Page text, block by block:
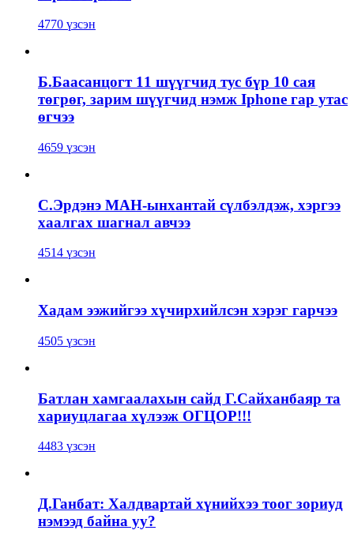
4770 үзсэн
Б.Баасанцогт 11 шүүгчид тус бүр 10 сая
төгрөг, зарим шүүгчид нэмж Iphone гар утас
өгчээ
4659 үзсэн
С.Эрдэнэ МАН-ынхантай сүлбэлдэж, хэргээ
хаалгах шагнал авчээ
4514 үзсэн
Хадам ээжийгээ хүчирхийлсэн хэрэг гарчээ
4505 үзсэн
Батлан хамгаалахын сайд Г.Сайханбаяр та
хариуцлагаа хүлээж ОГЦОР!!!
4483 үзсэн
Д.Ганбат: Халдвартай хүнийхээ тоог зориуд
нэмээд байна уу?